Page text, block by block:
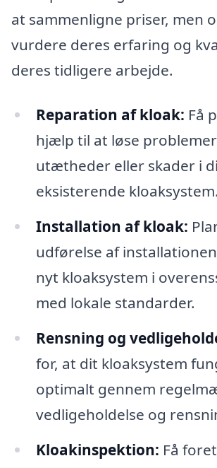
at sammenligne priser, men
vurdere deres erfaring og
deres tidligere arbejde.
Reparation af kloak: Få
hjælp til at løse
utætheder eller skader i
eksisterende kloaksystem.
Installation af kloak:
udførelse af
nyt kloaksystem i
med lokale standarder.
Rensning og
for, at dit kloaksystem
optimalt gennem
vedligeholdelse og
Kloakinspektion: Få